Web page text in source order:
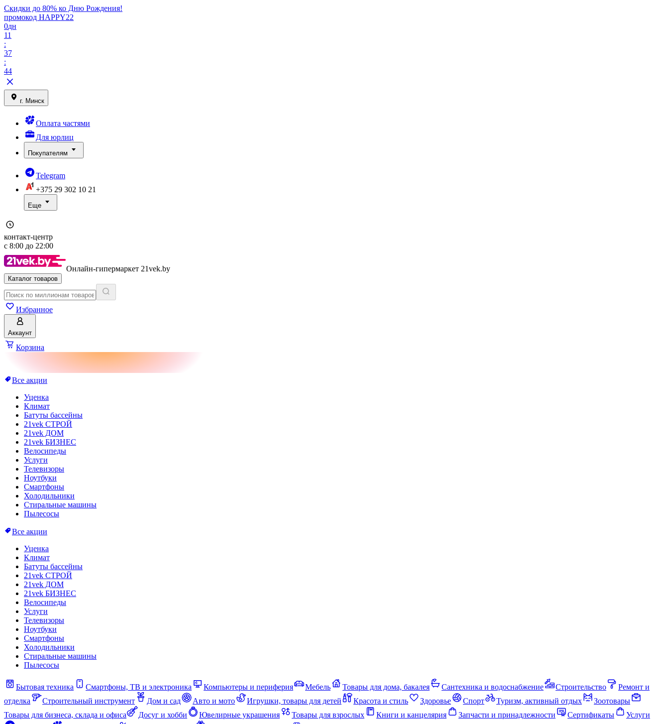
Скидки до 80% ко Дню Рождения!
промокод HAPPY22
0дн
11
:
37
:
44
г. Минск
Оплата частями
Для юрлиц
Покупателям
Telegram
+375 29 302 10 21
Еще
контакт-центр
с 8:00 до 22:00
Онлайн-гипермаркет 21vek.by
Каталог товаров
Избранное
Аккаунт
Корзина
Все акции
Уценка
Климат
Батуты бассейны
21vek СТРОЙ
21vek ДОМ
21vek БИЗНЕС
Велосипеды
Услуги
Телевизоры
Ноутбуки
Смартфоны
Холодильники
Стиральные машины
Пылесосы
Все акции
Уценка
Климат
Батуты бассейны
21vek СТРОЙ
21vek ДОМ
21vek БИЗНЕС
Велосипеды
Услуги
Телевизоры
Ноутбуки
Смартфоны
Холодильники
Стиральные машины
Пылесосы
Бытовая техника Смартфоны, ТВ и электроника Компьютеры и периферия Мебель Товары для дома, бакалея Сантехника и водоснабжение Строительство
Ремонт и
отделка
Строительный инструмент Дом и сад Авто и мото Игрушки, товары для детей Красота и стиль Здоровье Спорт Туризм, активный отдых
Зоотовары
Товары для бизнеса, склада и офиса
Досуг и хобби Ювелирные украшения Товары для взрослых Книги и канцелярия Запчасти и принадлежности Сертификаты
Услуги